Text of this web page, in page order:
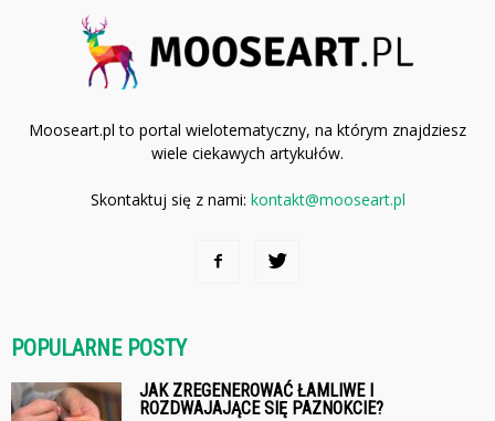
Mooseart.pl to portal wielotematyczny, na którym znajdziesz
wiele ciekawych artykułów.
Skontaktuj się z nami: kontakt@mooseart.pl
POPULARNE POSTY
JAK ZREGENEROWAĆ ŁAMLIWE I
ROZDWAJAJĄCE SIĘ PAZNOKCIE?